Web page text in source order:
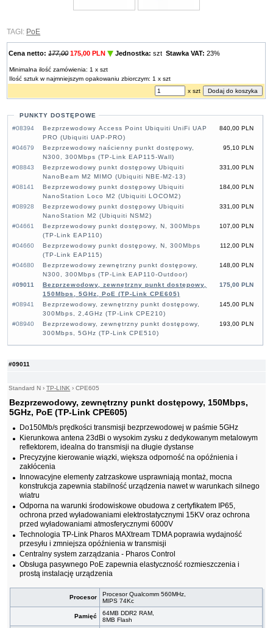
#09011
Standard N ›TP-LINK ›CPE605
Bezprzewodowy, zewnętrzny punkt dostępowy, 150Mbps,
5GHz, PoE (TP-Link CPE605)
Do150Mb/s prędkości transmisji bezprzewodowej w paśmie 5GHz
Kierunkowa antena 23dBi o wysokim zysku z dedykowanym metalowym
reflektorem, idealna do transmisji na długie dystanse
Precyzyjne kierowanie wiązki, większa odporność na opóźnienia i
zakłócenia
Innowacyjne elementy zatrzaskowe usprawniają montaż, mocna
konstrukcja zapewnia stabilność urządzenia nawet w warunkach silnego
wiatru
Odporna na warunki środowiskowe obudowa z certyfikatem IP65,
ochrona przed wyładowaniami elektrostatycznymi 15KV oraz ochrona
przed wyładowaniami atmosferycznymi 6000V
Technologia TP-Link Pharos MAXtream TDMA poprawia wydajność
przesyłu i zmniejsza opóźnienia w transmisji
Centralny system zarządzania - Pharos Control
Obsługa pasywnego PoE zapewnia elastyczność rozmieszczenia i
prostą instalację urządzenia
Procesor
Procesor Qualcomm 560MHz,
MIPS 74Kc
Pamięć
64MB DDR2 RAM,
8MB Flash
TAGI: PoE
Cena netto: 177,00 175,00 PLN Jednostka: sztStawka VAT: 23%
Minimalna ilość zamówienia: 1 x szt
Ilość sztuk w najmniejszym opakowaniu zbiorczym: 1 x szt
x szt
PUNKTY DOSTĘPOWE
#08394
840,00 PLN
Bezprzewodowy Access Point Ubiquiti UniFi UAP
PRO (Ubiquiti UAP-PRO)
#04679
95,10 PLN
Bezprzewodowy naścienny punkt dostępowy,
N300, 300Mbps (TP-Link EAP115-Wall)
#08843
331,00 PLN
Bezprzewodowy punkt dostępowy Ubiquiti
NanoBeam M2 MIMO (Ubiquiti NBE-M2-13)
#08141
184,00 PLN
Bezprzewodowy punkt dostępowy Ubiquiti
NanoStation Loco M2 (Ubiquiti LOCOM2)
#08928
331,00 PLN
Bezprzewodowy punkt dostępowy Ubiquiti
NanoStation M2 (Ubiquiti NSM2)
#04661
107,00 PLN
Bezprzewodowy punkt dostępowy, N, 300Mbps
(TP-Link EAP110)
#04660
112,00 PLN
Bezprzewodowy punkt dostępowy, N, 300Mbps
(TP-Link EAP115)
#04680
148,00 PLN
Bezprzewodowy zewnętrzny punkt dostępowy,
N300, 300Mbps (TP-Link EAP110-Outdoor)
#09011
175,00 PLN
Bezprzewodowy, zewnętrzny punkt dostępowy,
150Mbps, 5GHz, PoE (TP-Link CPE605)
#08941
145,00 PLN
Bezprzewodowy, zewnętrzny punkt dostępowy,
300Mbps, 2,4GHz (TP-Link CPE210)
#08940
193,00 PLN
Bezprzewodowy, zewnętrzny punkt dostępowy,
300Mbps, 5GHz (TP-Link CPE510)